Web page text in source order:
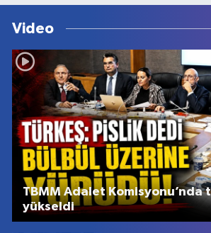
Video
TBMM Adalet Komisyonu’nda
yükseldi